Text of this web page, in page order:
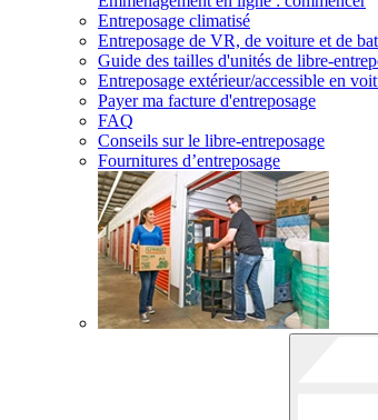
Entreposage climatisé
Entreposage de VR, de voiture et de
Guide des tailles d'unités de libre-
Entreposage extérieur/accessible en
Payer ma facture d'entreposage
FAQ
Conseils sur le libre-entreposage
Fournitures d’entreposage